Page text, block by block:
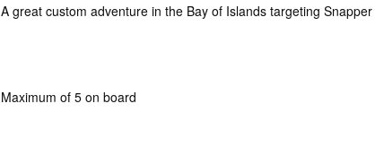
A great custom adventure in the Bay of Islands targeting
Maximum of 5 on board